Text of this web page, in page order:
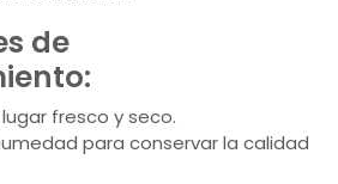
de
fresco y seco.
para conservar la calidad